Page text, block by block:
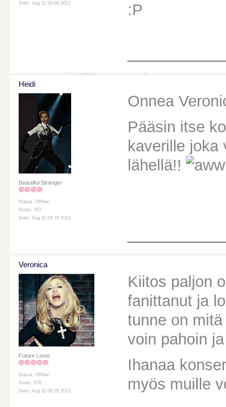
Date: Aug 11 04:09 2012
:P
Heidi
Beautiful Stranger
Status: Offline
Posts: 357
Date: Aug 11 04:19 2012
Onnea
Pääsin itse
kaverille joka
lähellä!!
Veronica
Future Lover
Status: Offline
Posts: 570
Date: Aug 11 05:05 2012
Kiitos paljon
fanittanut ja
tunne on
voin pahoin
Ihanaa
myös muille